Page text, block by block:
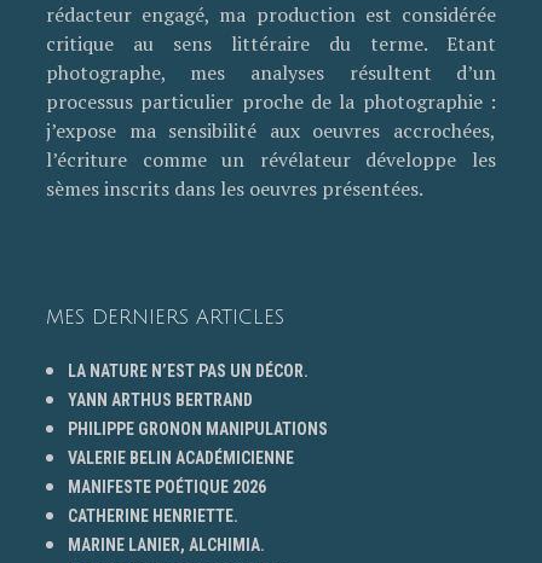
rédacteur engagé, ma production est considérée
critique au sens littéraire du terme. Etant
photographe, mes analyses résultent d’un
processus particulier proche de la photographie :
j’expose ma sensibilité aux oeuvres accrochées,
l’écriture comme un révélateur développe les
sèmes inscrits dans les oeuvres présentées.
MES DERNIERS ARTICLES
LA NATURE N’EST PAS UN DÉCOR.
YANN ARTHUS BERTRAND
PHILIPPE GRONON MANIPULATIONS
VALERIE BELIN ACADÉMICIENNE
MANIFESTE POÉTIQUE 2026
CATHERINE HENRIETTE.
MARINE LANIER, ALCHIMIA.